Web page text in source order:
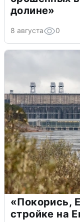
долине»
8 августа 0
«Покорись,
стройке на